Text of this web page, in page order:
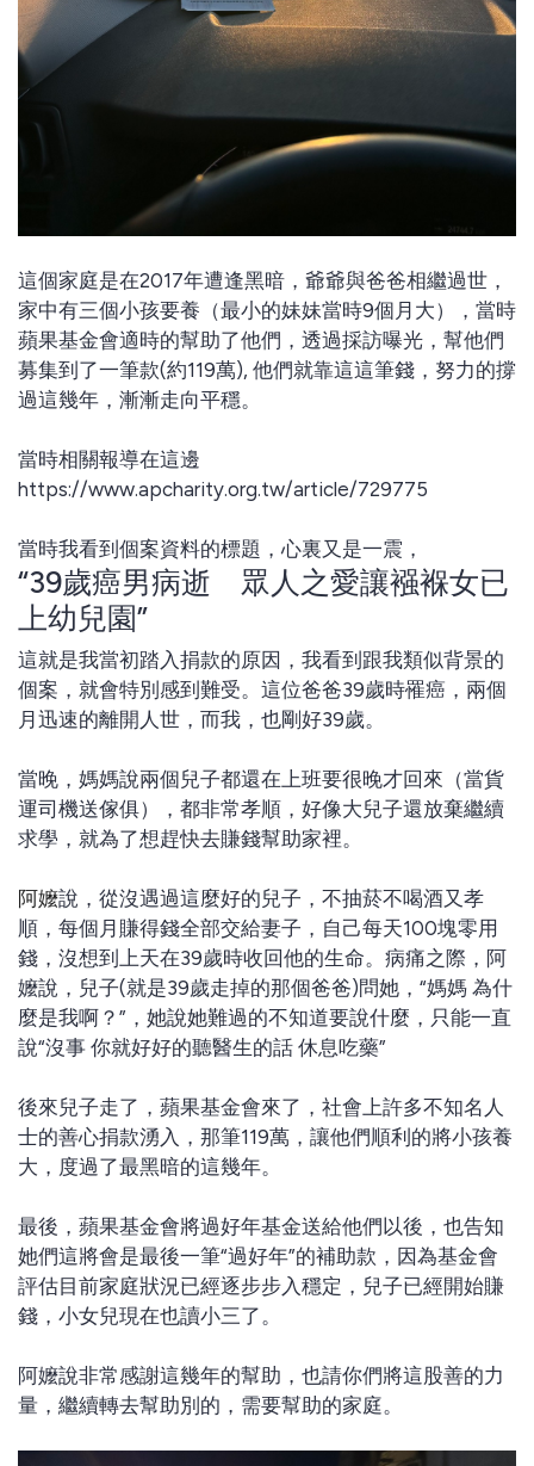
這個家庭是在2017年遭逢黑暗，爺爺與爸爸相繼過世，
家中有三個小孩要養（最小的妹妹當時9個月大），當時
蘋果基金會適時的幫助了他們，透過採訪曝光，幫他們
募集到了一筆款(約119萬), 他們就靠這這筆錢，努力的撐
過這幾年，漸漸走向平穩。
當時相關報導在這邊
https://www.apcharity.org.tw/article/729775
當時我看到個案資料的標題，心裏又是一震，
“39歲癌男病逝 眾人之愛讓襁褓女已
上幼兒園”
這就是我當初踏入捐款的原因，我看到跟我類似背景的
個案，就會特別感到難受。這位爸爸39歲時罹癌，兩個
月迅速的離開人世，而我，也剛好39歲。
當晚，媽媽說兩個兒子都還在上班要很晚才回來（當貨
運司機送傢俱），都非常孝順，好像大兒子還放棄繼續
求學，就為了想趕快去賺錢幫助家裡。
阿嬤說，從沒遇過這麼好的兒子，不抽菸不喝酒又孝
順，每個月賺得錢全部交給妻子，自己每天100塊零用
錢，沒想到上天在39歲時收回他的生命。病痛之際，阿
嬤說，兒子(就是39歲走掉的那個爸爸)問她，“媽媽 為什
麼是我啊？”，她說她難過的不知道要說什麼，只能一直
說“沒事 你就好好的聽醫生的話 休息吃藥”
後來兒子走了，蘋果基金會來了，社會上許多不知名人
士的善心捐款湧入，那筆119萬，讓他們順利的將小孩養
大，度過了最黑暗的這幾年。
最後，蘋果基金會將過好年基金送給他們以後，也告知
她們這將會是最後一筆“過好年”的補助款，因為基金會
評估目前家庭狀況已經逐步步入穩定，兒子已經開始賺
錢，小女兒現在也讀小三了。
阿嬤說非常感謝這幾年的幫助，也請你們將這股善的力
量，繼續轉去幫助別的，需要幫助的家庭。